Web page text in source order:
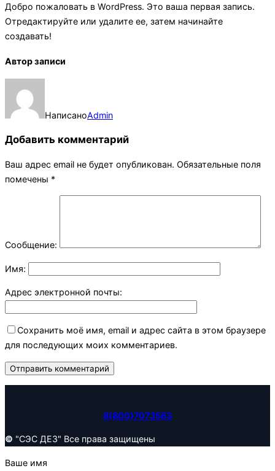
Добро пожаловать в WordPress. Это ваша первая запись.
Отредактируйте или удалите ее, затем начинайте
создавать!
Автор записи
НаписаноAdmin
Добавить комментарий
Ваш адрес email не будет опубликован. Обязательные поля
помечены *
Сообщение:
Имя:
Адрес электронной почты:
Сохранить моё имя, email и адрес сайта в этом браузере
для последующих моих комментариев.
8(800)7073563
© "СЭС ДЕЗ" Все права защищены
Ваше имя